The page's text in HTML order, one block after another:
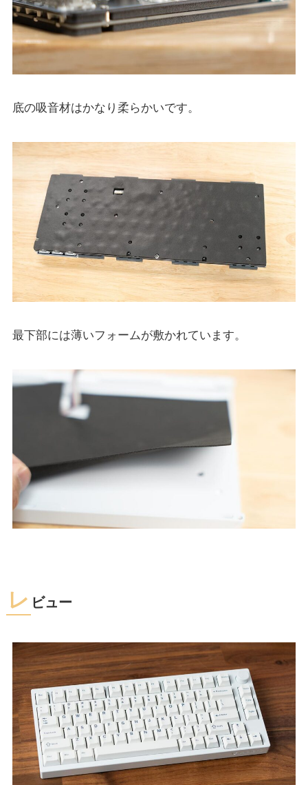
底の吸音材はかなり柔らかいです。
最下部には薄いフォームが敷かれています。
レ ビュー